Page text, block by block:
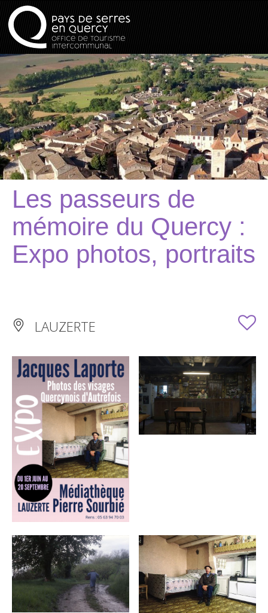
Les passeurs de
mémoire du Quercy :
Expo photos, portraits
LAUZERTE